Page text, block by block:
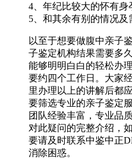
4、年纪比较大的怀有身
5、和其余有别的情况及
以至于想要做腹中亲子
子鉴定机构结果需要多
能够明明白白的轻松办
要约四个工作日。大家
里办理以上的讲解后都
要筛选专业的亲子鉴定
团队经验丰富，专业品
对此疑问的完整介绍，
要请及时联系中鉴中正
消除困惑。